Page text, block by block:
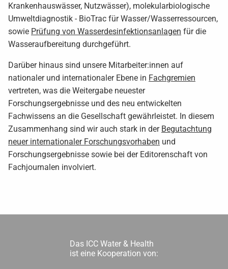
Krankenhauswässer, Nutzwässer), molekularbiologische
Umweltdiagnostik - BioTrac für Wasser/Wasserressourcen,
sowie Prüfung von Wasserdesinfektionsanlagen für die
Wasseraufbereitung durchgeführt.
Darüber hinaus sind unsere Mitarbeiter:innen auf
nationaler und internationaler Ebene in Fachgremien
vertreten, was die Weitergabe neuester
Forschungsergebnisse und des neu entwickelten
Fachwissens an die Gesellschaft gewährleistet. In diesem
Zusammenhang sind wir auch stark in der Begutachtung
neuer internationaler Forschungsvorhaben und
Forschungsergebnisse sowie bei der Editorenschaft von
Fachjournalen involviert.
Das ICC Water & Health
ist eine Kooperation von: